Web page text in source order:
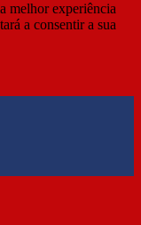
melhor experiência
a consentir a sua